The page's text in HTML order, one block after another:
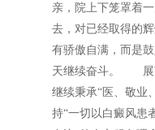
亲，院上下笼罩着
去，对已经取得的
有骄傲自满，而是
天继续奋斗。 展
继续秉承“医、敬业
持“一切以白癜风患